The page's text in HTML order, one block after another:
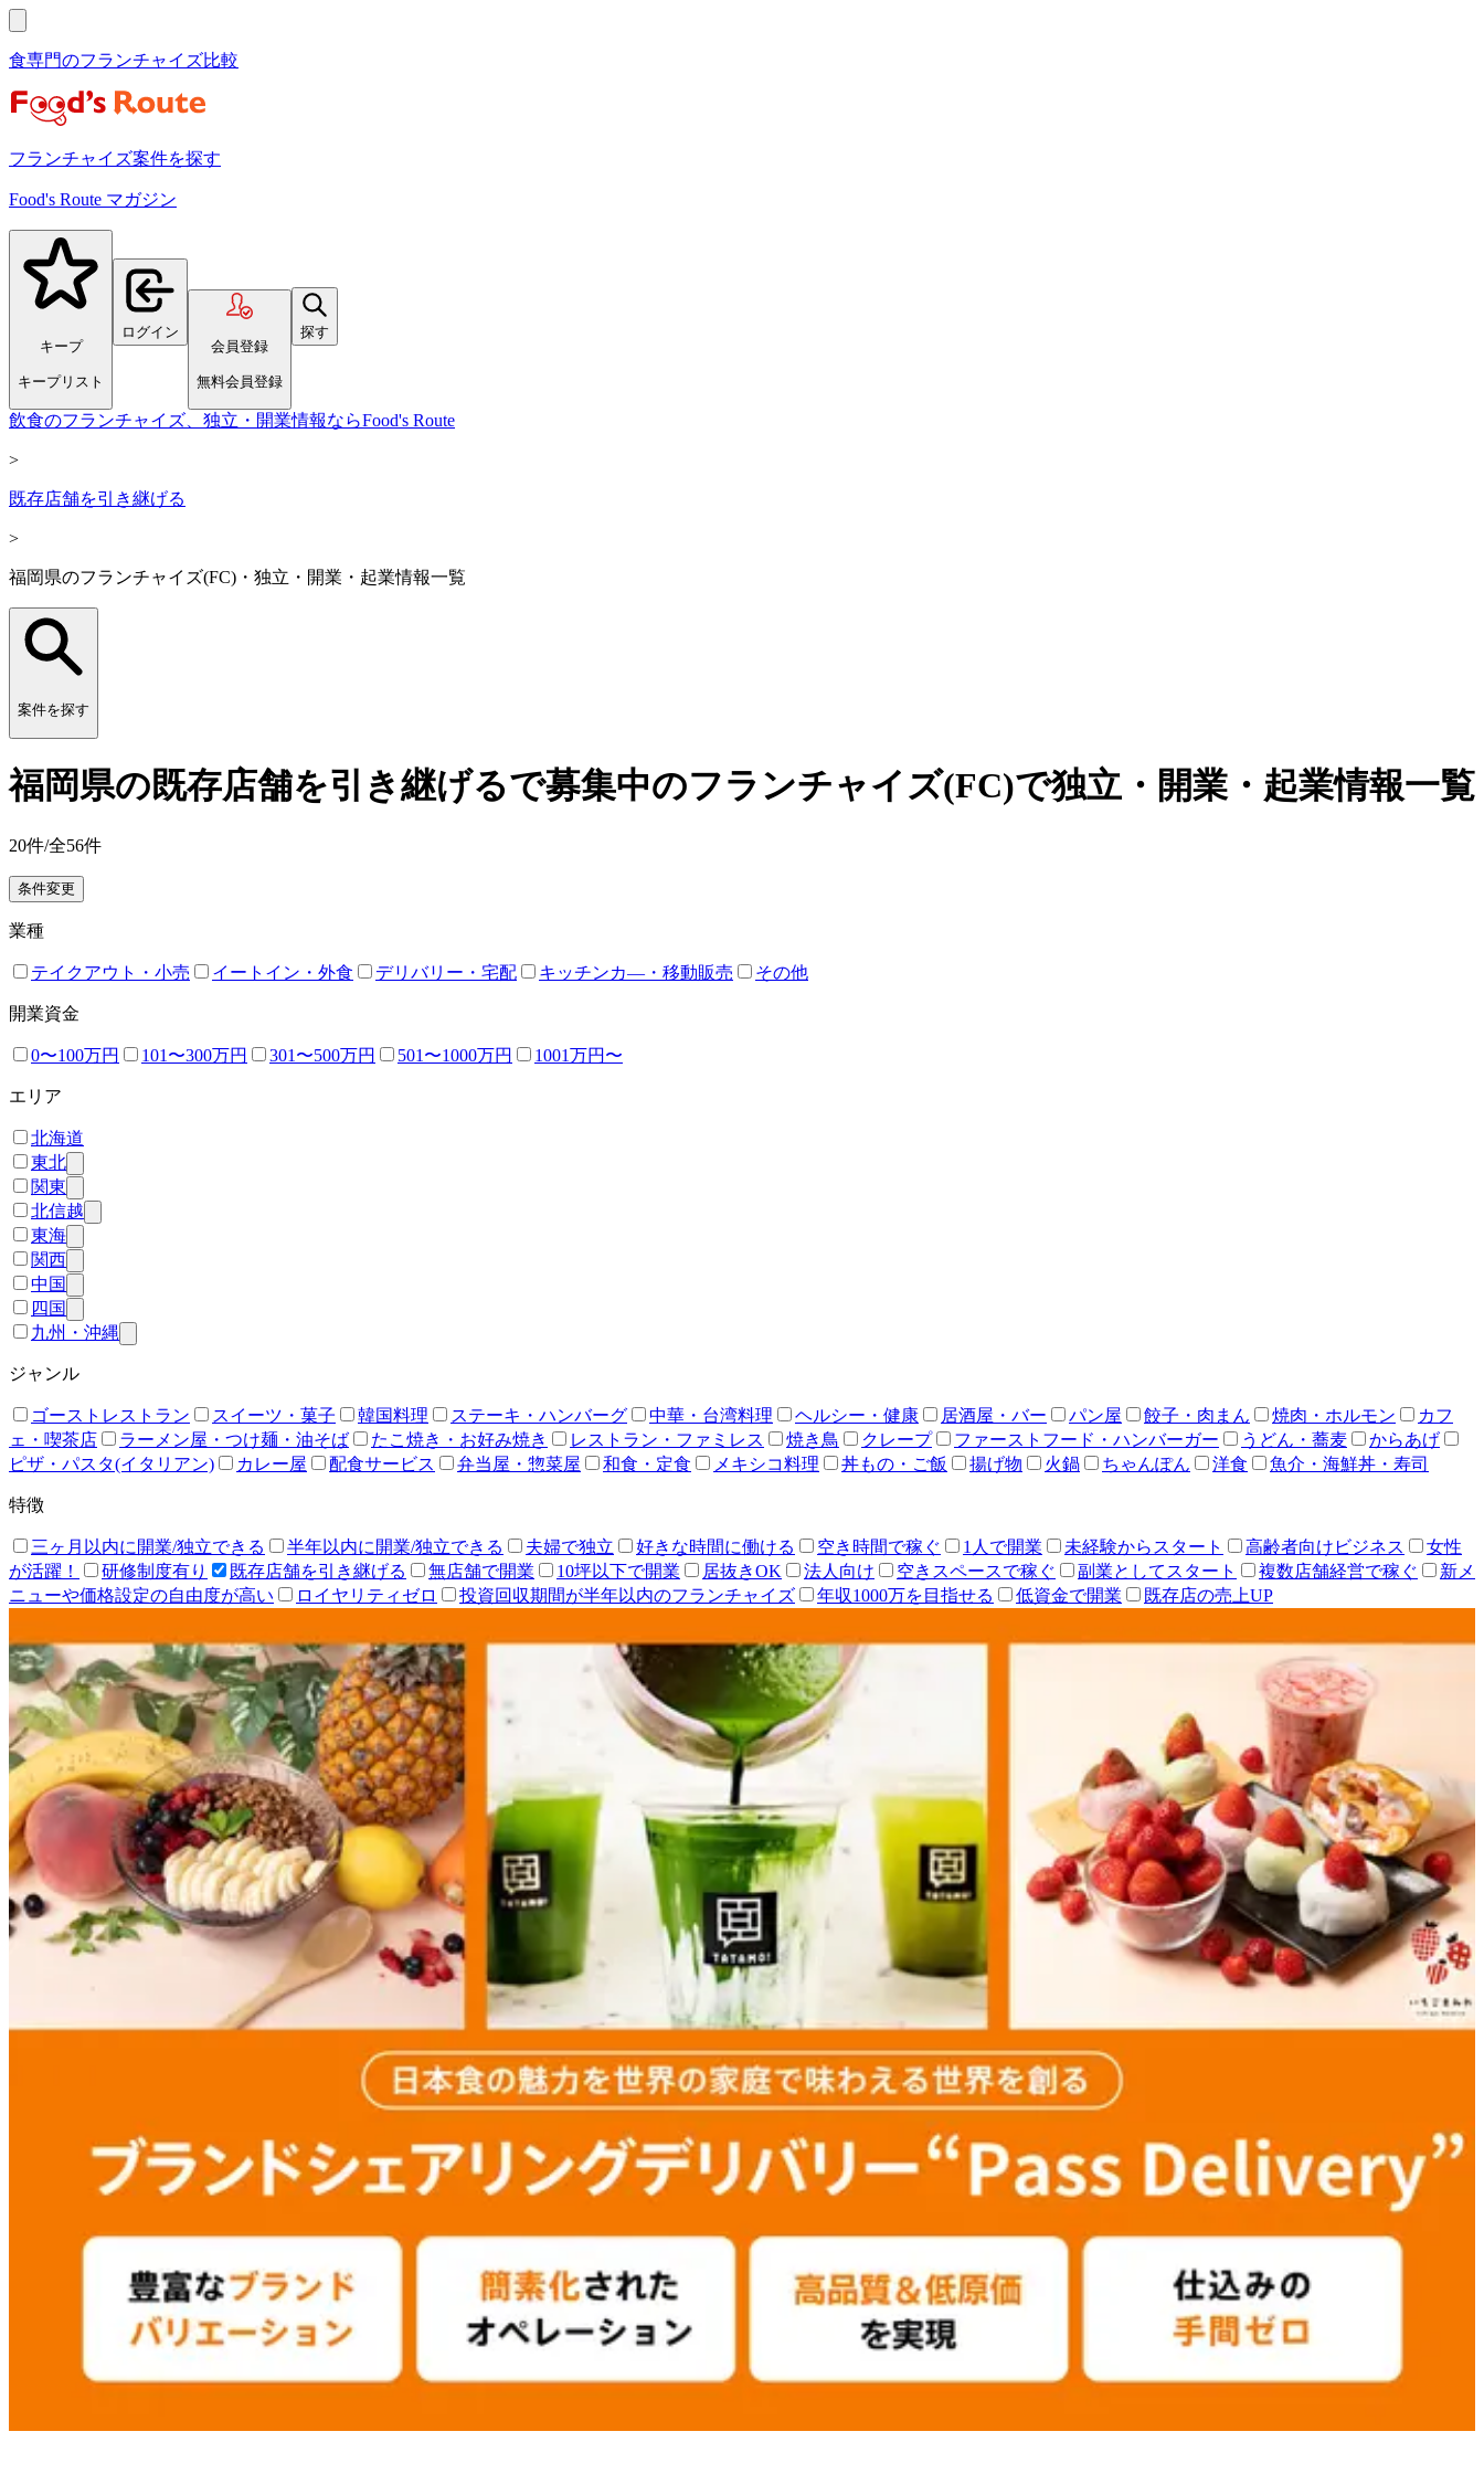
食専門のフランチャイズ比較
フランチャイズ案件を探す
Food's Route マガジン
キープ
キープリスト
ログイン
会員登録
無料会員登録
探す
飲食のフランチャイズ、独立・開業情報ならFood's Route
>
既存店舗を引き継げる
>
福岡県のフランチャイズ(FC)・独立・開業・起業情報一覧
案件を探す
福岡県の既存店舗を引き継げるで募集中のフランチャイズ(FC)で独立・開業・起業情報一覧
20件/全56件
条件変更
業種
テイクアウト・小売 イートイン・外食 デリバリー・宅配 キッチンカ―・移動販売 その他
開業資金
0〜100万円 101〜300万円 301〜500万円 501〜1000万円 1001万円〜
エリア
北海道
東北
関東
北信越
東海
関西
中国
四国
九州・沖縄
ジャンル
ゴーストレストラン スイーツ・菓子 韓国料理 ステーキ・ハンバーグ 中華・台湾料理 ヘルシー・健康 居酒屋・バー パン屋 餃子・肉まん 焼肉・ホルモン
カフ
ェ・喫茶店
ラーメン屋・つけ麺・油そば たこ焼き・お好み焼き レストラン・ファミレス 焼き鳥 クレープ ファーストフード・ハンバーガー うどん・蕎麦
からあげ
ピザ・パスタ(イタリアン)
カレー屋 配食サービス 弁当屋・惣菜屋 和食・定食 メキシコ料理 丼もの・ご飯 揚げ物 火鍋 ちゃんぽん 洋食 魚介・海鮮丼・寿司
特徴
三ヶ月以内に開業/独立できる 半年以内に開業/独立できる 夫婦で独立 好きな時間に働ける 空き時間で稼ぐ 1人で開業 未経験からスタート 高齢者向けビジネス
女性
が活躍！
研修制度有り 既存店舗を引き継げる 無店舗で開業 10坪以下で開業 居抜きOK 法人向け 空きスペースで稼ぐ 副業としてスタート 複数店舗経営で稼ぐ
新メ
ニューや価格設定の自由度が高い
ロイヤリティゼロ 投資回収期間が半年以内のフランチャイズ 年収1000万を目指せる 低資金で開業 既存店の売上UP